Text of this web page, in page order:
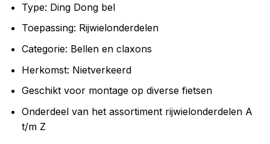
Type: Ding Dong bel
Toepassing: Rijwielonderdelen
Categorie: Bellen en claxons
Herkomst: Nietverkeerd
Geschikt voor montage op diverse fietsen
Onderdeel van het assortiment rijwielonderdelen A
t/m Z